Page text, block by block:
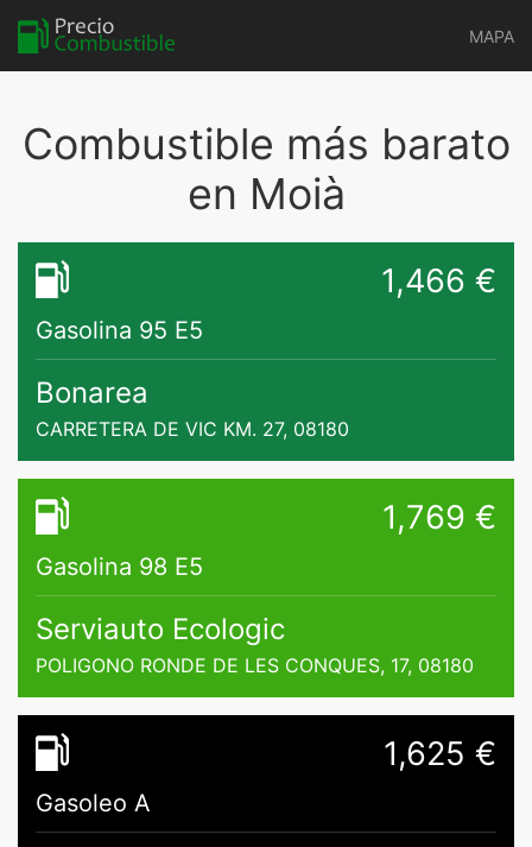
MAPA
Combustible más barato
en Moià
1,466 €
Gasolina 95 E5
Bonarea
CARRETERA DE VIC KM. 27, 08180
1,769 €
Gasolina 98 E5
Serviauto Ecologic
POLIGONO RONDE DE LES CONQUES, 17, 08180
1,625 €
Gasoleo A